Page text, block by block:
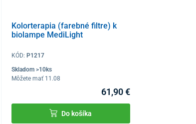
Kolorterapia (farebné filtre) k
biolampe MediLight
KÓD: P1217
Skladom >10ks
Môžete mať 11.08
61,90 €
Do košíka